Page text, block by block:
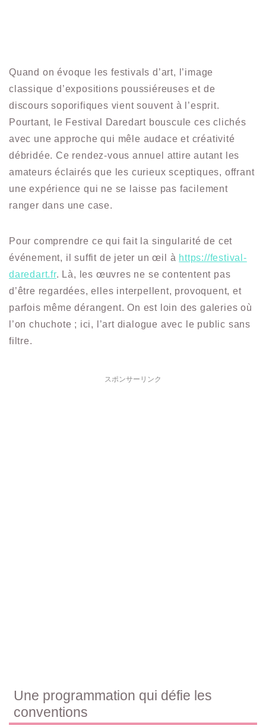
Quand on évoque les festivals d’art, l’image
classique d’expositions poussiéreuses et de
discours soporifiques vient souvent à l’esprit.
Pourtant, le Festival Daredart bouscule ces clichés
avec une approche qui mêle audace et créativité
débridée. Ce rendez-vous annuel attire autant les
amateurs éclairés que les curieux sceptiques, offrant
une expérience qui ne se laisse pas facilement
ranger dans une case.
Pour comprendre ce qui fait la singularité de cet
événement, il suffit de jeter un œil à https://festival-
daredart.fr. Là, les œuvres ne se contentent pas
d’être regardées, elles interpellent, provoquent, et
parfois même dérangent. On est loin des galeries où
l’on chuchote ; ici, l’art dialogue avec le public sans
filtre.
スポンサーリンク
Une programmation qui défie les
conventions